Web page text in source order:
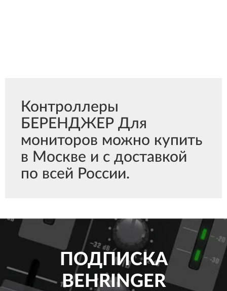
Контроллеры
БЕРЕНДЖЕР Для
мониторов можно купить
в Москве и с доставкой
по всей России.
ПОДПИСКА
BEHRINGER